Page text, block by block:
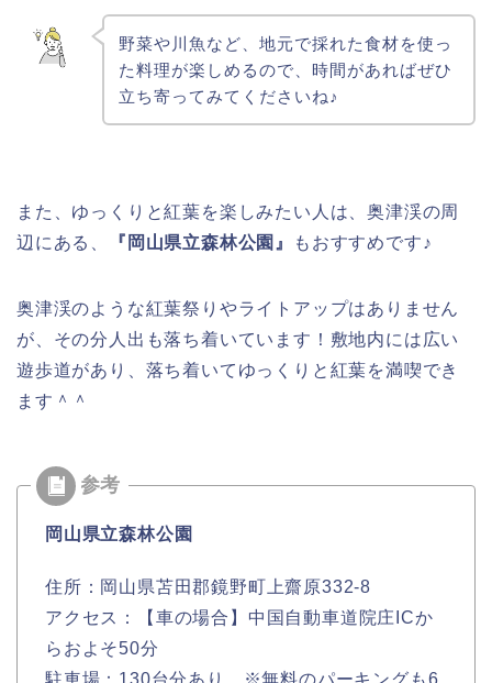
野菜や川魚など、地元で採れた食材を使っ
た料理が楽しめるので、時間があればぜひ
立ち寄ってみてくださいね♪
また、ゆっくりと紅葉を楽しみたい人は、奥津渓の周
辺にある、
『岡山県立森林公園』 もおすすめです♪
奥津渓のような紅葉祭りやライトアップはありません
が、その分人出も落ち着いています！敷地内には広い
遊歩道があり、落ち着いてゆっくりと紅葉を満喫でき
ます＾＾
岡山県立森林公園
住所：岡山県苫田郡鏡野町上齋原332-8
アクセス：【車の場合】中国自動車道院庄ICか
らおよそ50分